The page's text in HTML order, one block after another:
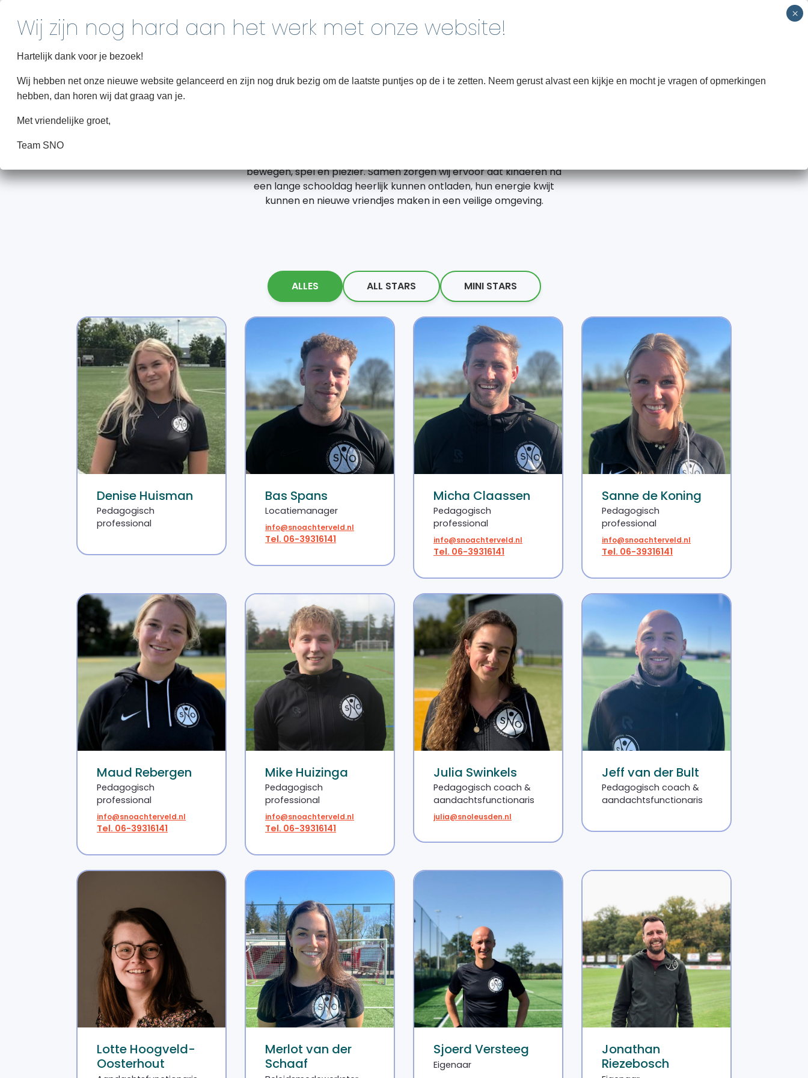
bewegen, spel en plezier. Samen zorgen wij ervoor dat kinderen na
een lange schooldag heerlijk kunnen ontladen, hun energie kwijt
kunnen en nieuwe vriendjes maken in een veilige omgeving.
ALLES ALL STARS MINI STARS
Denise Huisman
Pedagogisch
professional
Bas Spans
Locatiemanager
info@snoachterveld.nl
Tel. 06-39316141
Micha Claassen
Pedagogisch
professional
info@snoachterveld.nl
Tel. 06-39316141
Sanne de Koning
Pedagogisch
professional
info@snoachterveld.nl
Tel. 06-39316141
Maud Rebergen
Pedagogisch
professional
info@snoachterveld.nl
Tel. 06-39316141
Mike Huizinga
Pedagogisch
professional
info@snoachterveld.nl
Tel. 06-39316141
Julia Swinkels
Pedagogisch coach &
aandachtsfunctionaris
julia@snoleusden.nl
Jeff van der Bult
Pedagogisch coach &
aandachtsfunctionaris
Lotte Hoogveld-
Oosterhout
Merlot van der
Schaaf
Sjoerd Versteeg
Eigenaar
Jonathan
Riezebosch
Hartelijk dank voor je bezoek!
Wij hebben net onze nieuwe website gelanceerd en zijn nog druk bezig om de laatste puntjes op de i te zetten. Neem gerust alvast een kijkje en mocht je vragen of opmerkingen
hebben, dan horen wij dat graag van je.
Met vriendelijke groet,
Team SNO